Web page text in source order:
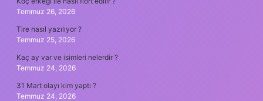
Temmuz 26, 2026
Tire nasıl yazılıyor ?
Temmuz 25, 2026
Kaç ay var ve isimleri nelerdir ?
Temmuz 24, 2026
31 Mart olayı kim yaptı ?
Temmuz 24, 2026